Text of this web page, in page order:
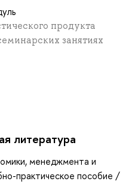
продукта
занятиях
литература
менеджмента и
практическое пособие /